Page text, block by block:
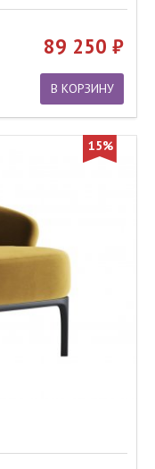
89 250
В КОРЗИНУ
15%